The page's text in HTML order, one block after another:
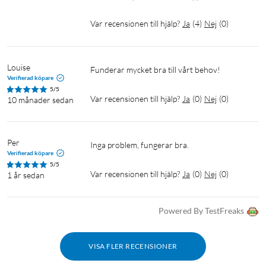
Var recensionen till hjälp? Ja (4) Nej (0)
Louise
Verifierad köpare
5/5
10 månader sedan
Funderar mycket bra till vårt behov!
Var recensionen till hjälp? Ja (0) Nej (0)
Per
Verifierad köpare
5/5
1 år sedan
Inga problem, fungerar bra.
Var recensionen till hjälp? Ja (0) Nej (0)
Powered By TestFreaks
VISA FLER RECENSIONER